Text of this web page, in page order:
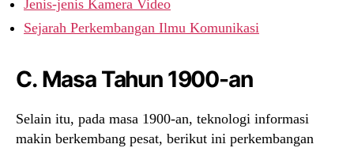
Jenis-jenis Kamera Video
Sejarah Perkembangan Ilmu Komunikasi
C. Masa Tahun 1900-an
Selain itu, pada masa 1900-an, teknologi informasi
makin berkembang pesat, berikut ini perkembangan